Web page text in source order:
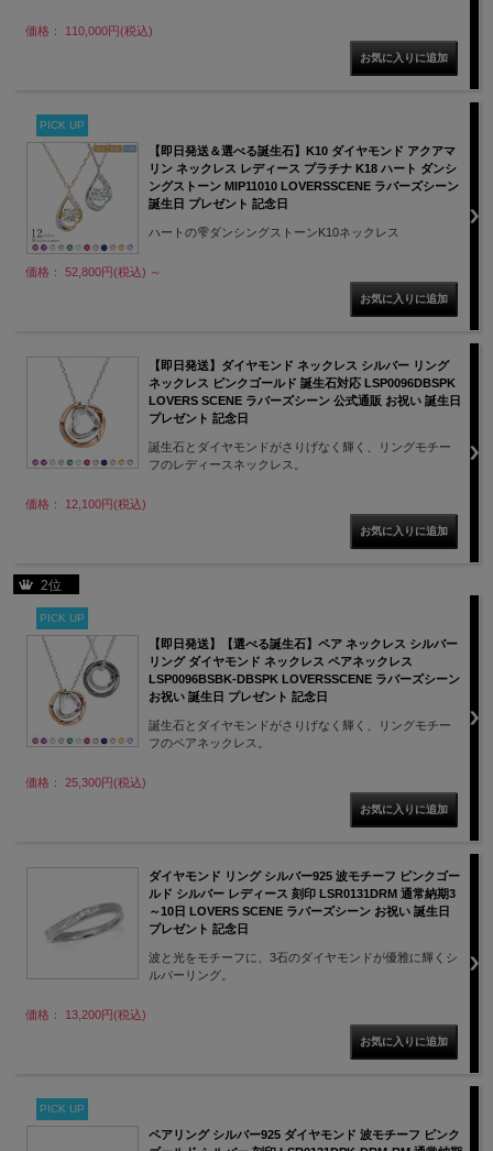
価格： 110,000円(税込)
PICK UP
【即日発送＆選べる誕生石】K10 ダイヤモンド アクアマ
リン ネックレス レディース プラチナ K18 ハート ダンシ
ングストーン MIP11010 LOVERSSCENE ラバーズシーン
誕生日 プレゼント 記念日
ハートの雫ダンシングストーンK10ネックレス
価格： 52,800円(税込) ～
【即日発送】ダイヤモンド ネックレス シルバー リング
ネックレス ピンクゴールド 誕生石対応 LSP0096DBSPK
LOVERS SCENE ラバーズシーン 公式通販 お祝い 誕生日
プレゼント 記念日
誕生石とダイヤモンドがさりげなく輝く、リングモチー
フのレディースネックレス。
価格： 12,100円(税込)
2位
PICK UP
【即日発送】【選べる誕生石】ペア ネックレス シルバー
リング ダイヤモンド ネックレス ペアネックレス
LSP0096BSBK-DBSPK LOVERSSCENE ラバーズシーン
お祝い 誕生日 プレゼント 記念日
誕生石とダイヤモンドがさりげなく輝く、リングモチー
フのペアネックレス。
価格： 25,300円(税込)
ダイヤモンド リング シルバー925 波モチーフ ピンクゴー
ルド シルバー レディース 刻印 LSR0131DRM 通常納期3
～10日 LOVERS SCENE ラバーズシーン お祝い 誕生日
プレゼント 記念日
波と光をモチーフに、3石のダイヤモンドが優雅に輝くシ
ルバーリング。
価格： 13,200円(税込)
PICK UP
ペアリング シルバー925 ダイヤモンド 波モチーフ ピンク